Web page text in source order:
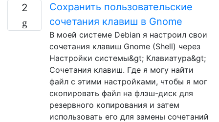
2
Сохранить пользовательские
сочетания клавиш в Gnome
В моей системе Debian я настроил свои
сочетания клавиш Gnome (Shell) через
Настройки системы&gt; Клавиатура&gt;
Сочетания клавиш. Где я могу найти
файл с этими настройками, чтобы я мог
скопировать файл на флэш-диск для
резервного копирования и затем
использовать его для замены сочетаний